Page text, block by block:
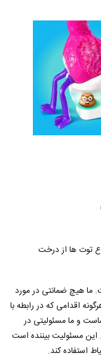
ما هیچ ضمانتی در مورد
اقدامی که در رابطه با
و ما مسئولیتی در
مسئولیت بیننده است
استفاده کند.